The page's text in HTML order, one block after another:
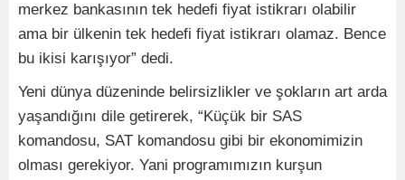
merkez bankasının tek hedefi fiyat istikrarı olabilir
ama bir ülkenin tek hedefi fiyat istikrarı olamaz. Bence
bu ikisi karışıyor” dedi.
Yeni dünya düzeninde belirsizlikler ve şokların art arda
yaşandığını dile getirerek, “Küçük bir SAS
komandosu, SAT komandosu gibi bir ekonomimizin
olması gerekiyor. Yani programımızın kurşun